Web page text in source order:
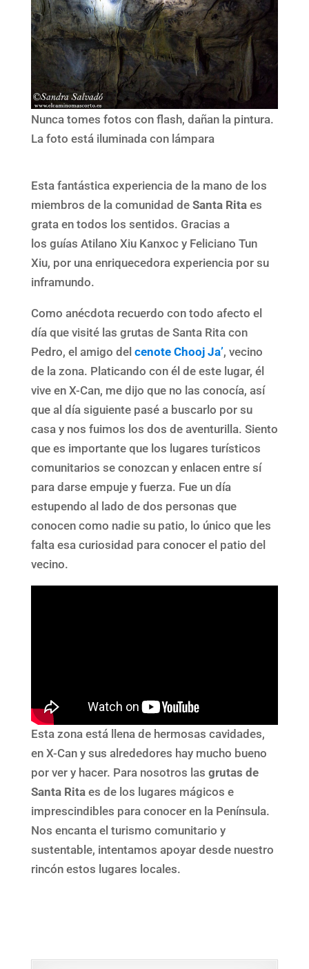
Nunca tomes fotos con flash, dañan la pintura.
La foto está iluminada con lámpara
Esta fantástica experiencia de la mano de los
miembros de la comunidad de Santa Ritaes
grata en todos los sentidos. Gracias a
los guías Atilano Xiu Kanxoc y Feliciano Tun
Xiu, por una enriquecedora experiencia por su
inframundo.
Como anécdota recuerdo con todo afecto el
día que visité las grutas de Santa Rita con
Pedro, el amigo del cenote Chooj Ja’, vecino
de la zona. Platicando con él de este lugar, él
vive en X-Can, me dijo que no las conocía, así
que al día siguiente pasé a buscarlo por su
casa y nos fuimos los dos de aventurilla. Siento
que es importante que los lugares turísticos
comunitarios se conozcan y enlacen entre sí
para darse empuje y fuerza. Fue un día
estupendo al lado de dos personas que
conocen como nadie su patio, lo único que les
falta esa curiosidad para conocer el patio del
vecino.
Esta zona está llena de hermosas cavidades,
en X-Can y sus alrededores hay mucho bueno
por ver y hacer. Para nosotros las grutas de
Santa Ritaes de los lugares mágicos e
imprescindibles para conocer en la Península.
Nos encanta el turismo comunitario y
sustentable, intentamos apoyar desde nuestro
rincón estos lugares locales.